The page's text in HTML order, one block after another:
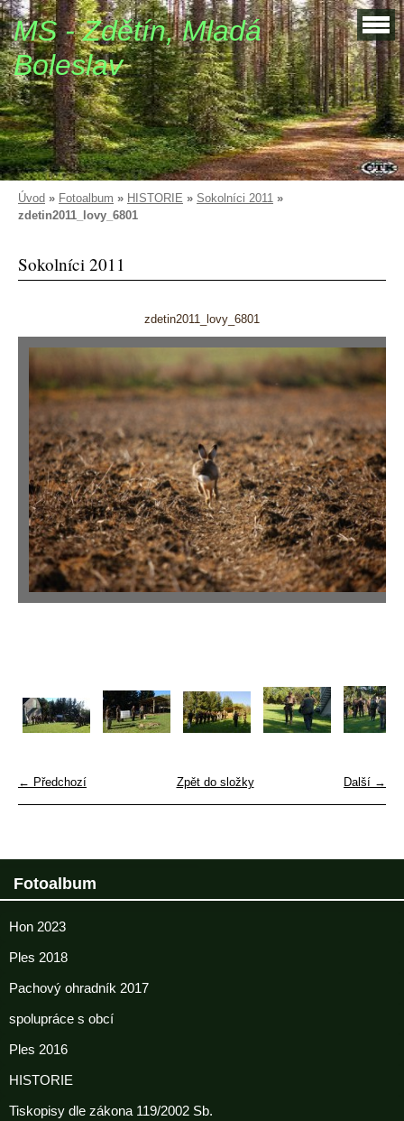
MS - Zdětín, Mladá
Boleslav
Úvod » Fotoalbum » HISTORIE » Sokolníci 2011 »
zdetin2011_lovy_6801
Sokolníci 2011
zdetin2011_lovy_6801
← Předchozí Další →
Zpět do složky
Fotoalbum
Hon 2023
Ples 2018
Pachový ohradník 2017
spolupráce s obcí
Ples 2016
HISTORIE
Tiskopisy dle zákona 119/2002 Sb.